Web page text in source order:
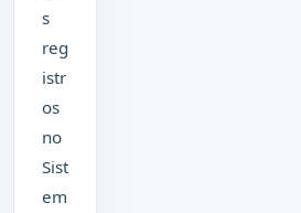
s
reg
istr
os
no
Sist
em